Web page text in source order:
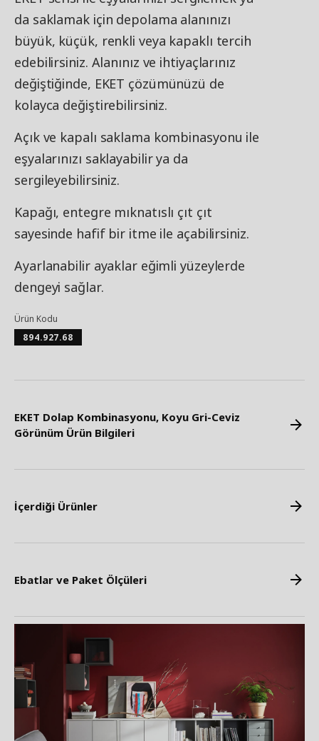
da saklamak için depolama alanınızı
büyük, küçük, renkli veya kapaklı tercih
edebilirsiniz. Alanınız ve ihtiyaçlarınız
değiştiğinde, EKET çözümünüzü de
kolayca değiştirebilirsiniz.
Açık ve kapalı saklama kombinasyonu ile
eşyalarınızı saklayabilir ya da
sergileyebilirsiniz.
Kapağı, entegre mıknatıslı çıt çıt
sayesinde hafif bir itme ile açabilirsiniz.
Ayarlanabilir ayaklar eğimli yüzeylerde
dengeyi sağlar.
Ürün Kodu
894.927.68
EKET Dolap Kombinasyonu, Koyu Gri-Ceviz
Görünüm Ürün Bilgileri
İçerdiği Ürünler
Ebatlar ve Paket Ölçüleri